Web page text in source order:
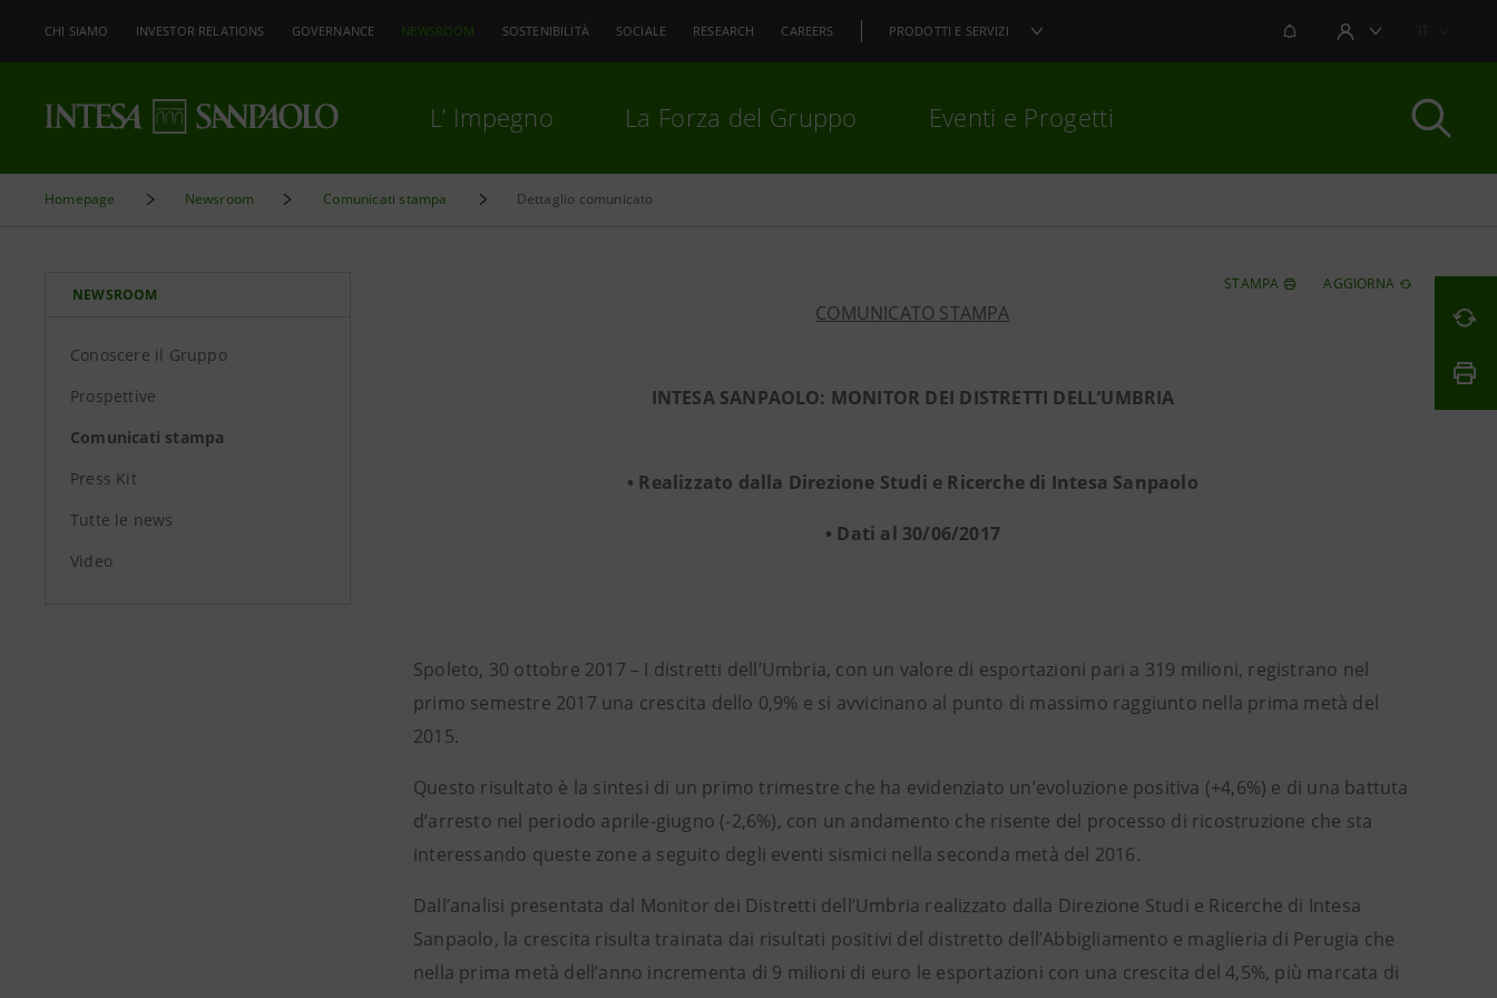
CHI SIAMO INVESTOR RELATIONS GOVERNANCE NEWSROOM SOSTENIBILITÀ SOCIALE RESEARCH CAREERS PRODOTTI E SERVIZI NOTIFICHEAREA UTENTE
L’ Impegno La Forza del Gruppo Eventi e Progetti
Homepage Newsroom Comunicati stampa Dettaglio comunicato
NEWSROOM
Conoscere il Gruppo
Prospettive
Comunicati stampa
Press Kit
Tutte le news
Video
STAMPA AGGIORNA
COMUNICATO STAMPA
INTESA SANPAOLO: MONITOR DEI DISTRETTI DELL’UMBRIA
• Realizzato dalla Direzione Studi e Ricerche di Intesa Sanpaolo
• Dati al 30/06/2017
Spoleto, 30 ottobre 2017 – I distretti dell’Umbria, con un valore di esportazioni pari a 319 milioni, registrano nel
primo semestre 2017 una crescita dello 0,9% e si avvicinano al punto di massimo raggiunto nella prima metà del
2015.
Questo risultato è la sintesi di un primo trimestre che ha evidenziato un’evoluzione positiva (+4,6%) e di una battuta
d’arresto nel periodo aprile-giugno (-2,6%), con un andamento che risente del processo di ricostruzione che sta
interessando queste zone a seguito degli eventi sismici nella seconda metà del 2016.
Dall’analisi presentata dal Monitor dei Distretti dell’Umbria realizzato dalla Direzione Studi e Ricerche di Intesa
Sanpaolo, la crescita risulta trainata dai risultati positivi del distretto dell’Abbigliamento e maglieria di Perugia che
nella prima metà dell’anno incrementa di 9 milioni di euro le esportazioni con una crescita del 4,5%, più marcata di